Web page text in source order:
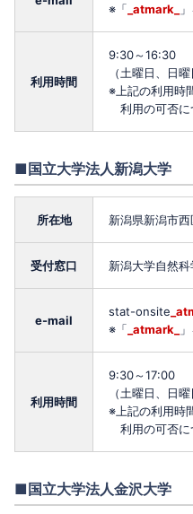
※「 _atmark_
利用時間
9:30～16:30
（土曜日、日
※上記の利用時
利用の可否に
■国立大学法人新潟大学
所在地 新潟県新潟市
受付窓口 新潟大学自然
e-mail
stat-onsite
※「 _atmark_
利用時間
9:30～17:00
（土曜日、日
※上記の利用時
利用の可否に
■国立大学法人金沢大学